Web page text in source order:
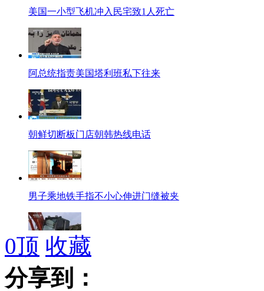
美国一小型飞机冲入民宅致1人死亡
阿总统指责美国塔利班私下往来
朝鲜切断板门店朝韩热线电话
男子乘地铁手指不小心伸进门缝被夹
世卫报告称福岛民众患癌风险高
0顶 收藏
分享到：